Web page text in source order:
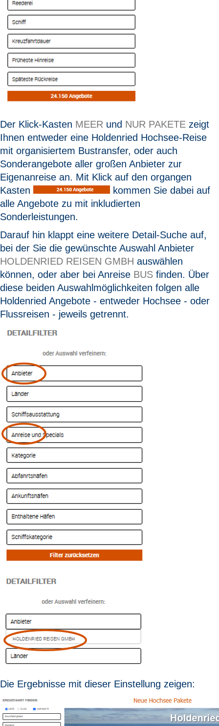
Der Klick-Kasten MEER und NUR PAKETE zeigt
Ihnen entweder eine Holdenried Hochsee-Reise
mit organisiertem Bustransfer, oder auch
Sonderangebote aller großen Anbieter zur
Eigenanreise an. Mit Klick auf den organgen
Kasten
kommen Sie dabei auf
alle Angebote zu mit inkludierten
Sonderleistungen.
Darauf hin klappt eine weitere Detail-Suche auf,
bei der Sie die gewünschte Auswahl Anbieter
HOLDENRIED REISEN GMBH auswählen
können, oder aber bei Anreise BUS finden. Über
diese beiden Auswahlmöglichkeiten folgen alle
Holdenried Angebote - entweder Hochsee - oder
Flussreisen - jeweils getrennt.
Die Ergebnisse mit dieser Einstellung zeigen: